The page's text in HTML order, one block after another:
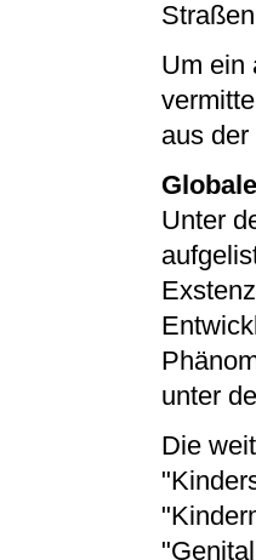
Um ein
aus
Unter
unter
Die